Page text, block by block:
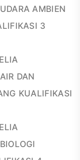
AMBIEN
3
DAN
KUALIFIKASI